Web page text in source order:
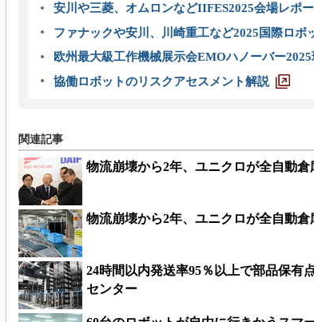
安川や三菱、オムロンなどIIFES2025会場レポ
ファナックや安川、川崎重工など2025国際ロボ
欧州最大級工作機械展示会EMOハノーバー
協働ロボットのリスクアセスメント解説
関連記事
物流崩壊から2年、ユニクロが全自動倉
物流崩壊から2年、ユニクロが全自動倉
24時間以内発送率95％以上で部品保有
センター